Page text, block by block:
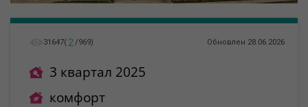
31647( 2 /969) Обновлен 28.06.2026
3 квартал 2025
комфорт